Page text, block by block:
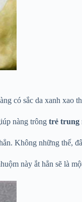
có sắc da xanh xao
nàng trông trẻ trung
Không những thế,
này ắt hẳn sẽ là